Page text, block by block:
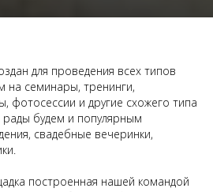
для проведения всех типов
на семинары, тренинги,
фотосессии и другие схожего типа
будем и популярным
свадебные вечеринки,
построенная нашей командой